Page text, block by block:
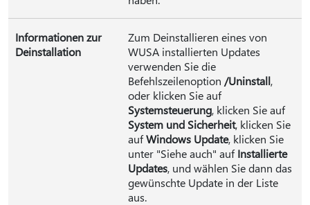
Informationen zur
Deinstallation
Zum Deinstallieren eines von
WUSA installierten Updates
verwenden Sie die
Befehlszeilenoption /Uninstall,
oder klicken Sie auf
Systemsteuerung, klicken Sie auf
System und Sicherheit, klicken Sie
aufWindows Update, klicken Sie
unter "Siehe auch" aufInstallierte
Updates, und wählen Sie dann das
gewünschte Update in der Liste
aus.